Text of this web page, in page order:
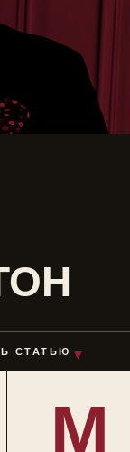
ЧТЕНИЕ
СТАТЬЮ ▼
М